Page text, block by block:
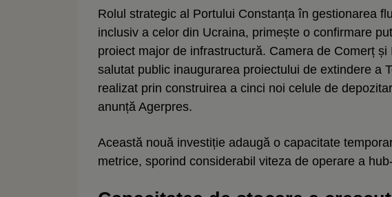
Rolul strategic al Portului Constanța în gestionarea
inclusiv a celor din Ucraina, primește o confirmare
proiect major de infrastructură. Camera de Comerț
salutat public inaugurarea proiectului de extindere a
realizat prin construirea a cinci noi celule de
anunță Agerpres.
Această nouă investiție adaugă o capacitate
metrice, sporind considerabil viteza de operare a